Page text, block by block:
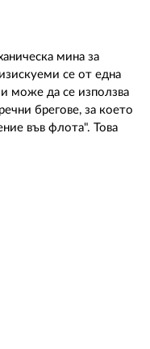
мина за
се от една
може да се използва
брегове, за което
във флота". Това
ЗА ПОЛЗВАНЕ
ЗА БИСКВИТКИТЕ
ЗА